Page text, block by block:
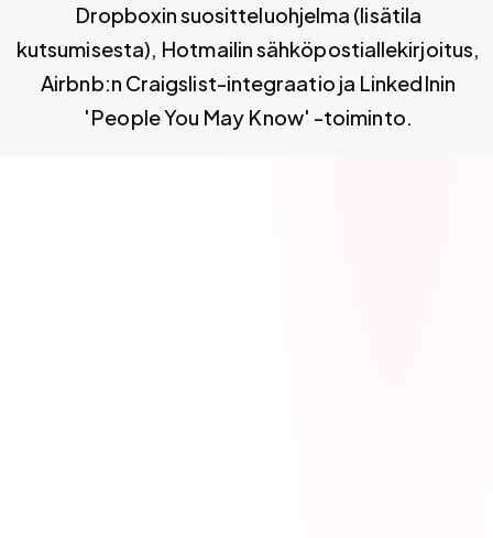
Dropboxin suositteluohjelma (lisätila
kutsumisesta), Hotmailin sähköpostiallekirjoitus,
Airbnb:n Craigslist-integraatio ja LinkedInin
'People You May Know' -toiminto.